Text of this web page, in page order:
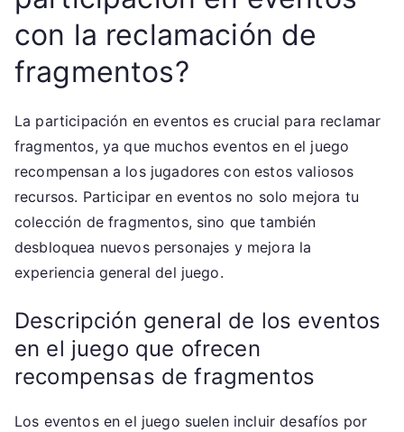
con la reclamación de
fragmentos?
La participación en eventos es crucial para reclamar
fragmentos, ya que muchos eventos en el juego
recompensan a los jugadores con estos valiosos
recursos. Participar en eventos no solo mejora tu
colección de fragmentos, sino que también
desbloquea nuevos personajes y mejora la
experiencia general del juego.
Descripción general de los eventos
en el juego que ofrecen
recompensas de fragmentos
Los eventos en el juego suelen incluir desafíos por